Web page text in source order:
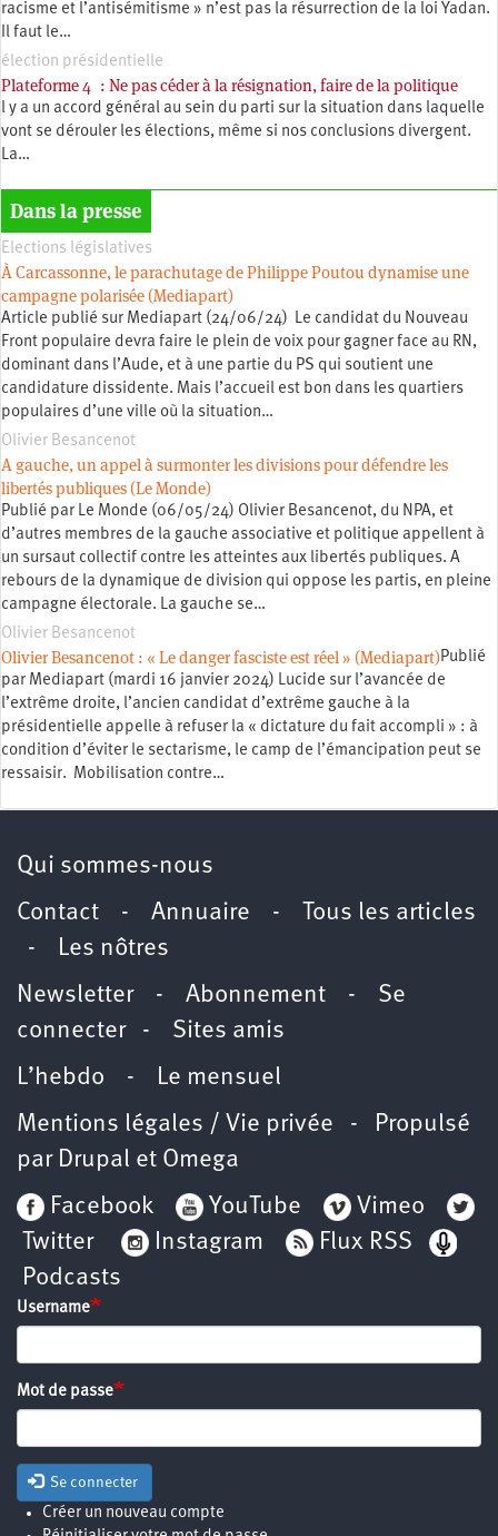
racisme et l’antisémitisme » n’est pas la résurrection de la loi Yadan.
Il faut le…
élection présidentielle
Plateforme 4 : Ne pas céder à la résignation, faire de la politique
l y a un accord général au sein du parti sur la situation dans laquelle
vont se dérouler les élections, même si nos conclusions divergent.
La…
Dans la presse
Elections législatives
À Carcassonne, le parachutage de Philippe Poutou dynamise une
campagne polarisée (Mediapart)
Article publié sur Mediapart (24/06/24) Le candidat du Nouveau
Front populaire devra faire le plein de voix pour gagner face au RN,
dominant dans l’Aude, et à une partie du PS qui soutient une
candidature dissidente. Mais l’accueil est bon dans les quartiers
populaires d’une ville où la situation…
Olivier Besancenot
A gauche, un appel à surmonter les divisions pour défendre les
libertés publiques (Le Monde)
Publié par Le Monde (06/05/24) Olivier Besancenot, du NPA, et
d’autres membres de la gauche associative et politique appellent à
un sursaut collectif contre les atteintes aux libertés publiques. A
rebours de la dynamique de division qui oppose les partis, en pleine
campagne électorale. La gauche se…
Olivier Besancenot
Olivier Besancenot : « Le danger fasciste est réel » (Mediapart)Publié
par Mediapart (mardi 16 janvier 2024) Lucide sur l’avancée de
l’extrême droite, l’ancien candidat d’extrême gauche à la
présidentielle appelle à refuser la « dictature du fait accompli » : à
condition d’éviter le sectarisme, le camp de l’émancipation peut se
ressaisir. Mobilisation contre…
Qui sommes-nous
Contact - Annuaire -
Tous les articles
- Les nôtres
Newsletter- Abonnement - Se
connecter- Sites amis
L’hebdo - Le mensuel
Mentions légales / Vie privée - Propulsé
par Drupal et Omega
Facebook
YouTube
Vimeo
Twitter
Instagram
Flux RSS
Podcasts
Username
Mot de passe
Se connecter
Créer un nouveau compte